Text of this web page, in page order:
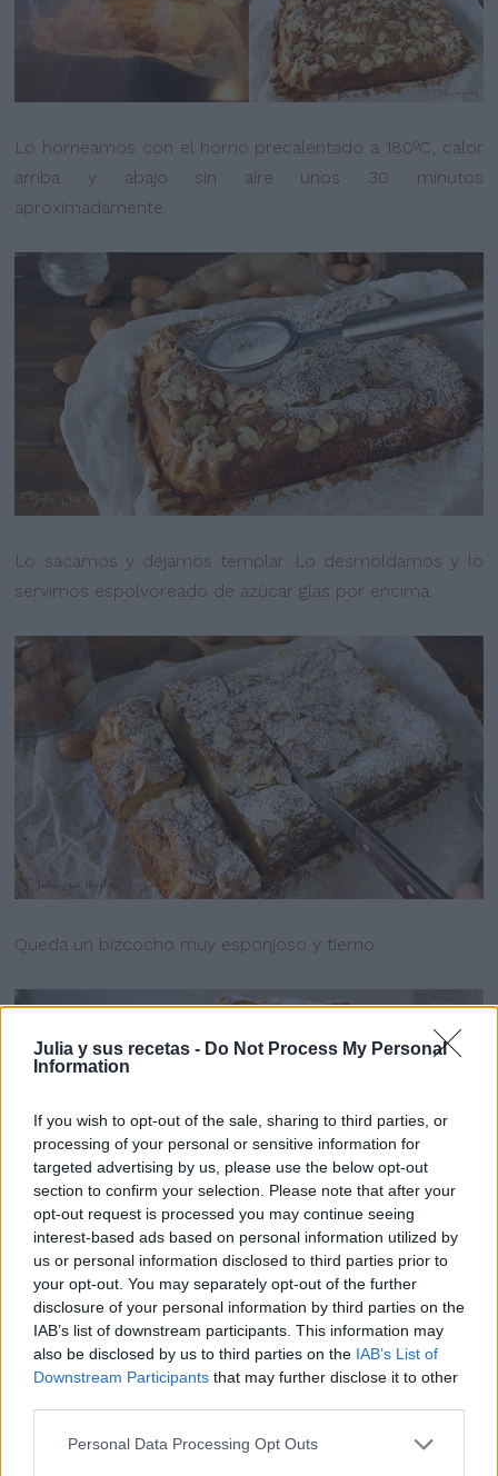
Julia y sus recetas - Do Not Process My Personal
Information
If you wish to opt-out of the sale, sharing to third parties, or
processing of your personal or sensitive information for
targeted advertising by us, please use the below opt-out
section to confirm your selection. Please note that after your
opt-out request is processed you may continue seeing
interest-based ads based on personal information utilized by
us or personal information disclosed to third parties prior to
your opt-out. You may separately opt-out of the further
disclosure of your personal information by third parties on the
IAB’s list of downstream participants. This information may
also be disclosed by us to third parties on the IAB’s List of
Downstream Participants that may further disclose it to other
Personal Data Processing Opt Outs
Lo horneamos con el horno precalentado a 180ºC, calor
arriba y abajo sin aire unos 30 minutos
aproximadamente.
Lo sacamos y dejamos templar. Lo desmoldamos y lo
servimos espolvoreado de azúcar glas por encima.
Queda un bizcocho muy esponjoso y tierno.
¡Os lo recomiendo!
Lo mismo os apetece hacer alguna de estas
recetas que os dejo en vídeo, y suscribiros a
mi canal deYouTube